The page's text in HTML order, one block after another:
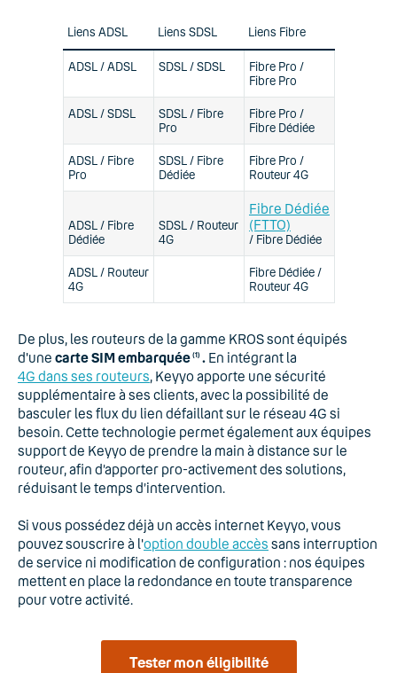
Liens ADSL Liens SDSL Liens Fibre
ADSL / ADSL SDSL / SDSL
Fibre Pro /
Fibre Pro
ADSL / SDSL
SDSL / Fibre
Pro
Fibre Pro /
Fibre Dédiée
ADSL / Fibre
Pro
SDSL / Fibre
Dédiée
Fibre Pro /
Routeur 4G
ADSL / Fibre
Dédiée
SDSL / Routeur
4G
Fibre Dédiée
(FTTO)
/ Fibre Dédiée
ADSL / Routeur
4G
Fibre Dédiée /
Routeur 4G
De plus, les routeurs de la gamme KROS sont équipés
d'une carte SIM embarquée (1) . En intégrant la
4G dans ses routeurs, Keyyo apporte une sécurité
supplémentaire à ses clients, avec la possibilité de
basculer les flux du lien défaillant sur le réseau 4G si
besoin. Cette technologie permet également aux équipes
support de Keyyo de prendre la main à distance sur le
routeur, afin d’apporter pro-activement des solutions,
réduisant le temps d’intervention.
Si vous possédez déjà un accès internet Keyyo, vous
pouvez souscrire à l'option double accès sans interruption
de service ni modification de configuration : nos équipes
mettent en place la redondance en toute transparence
pour votre activité.
Tester mon éligibilité